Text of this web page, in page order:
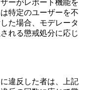
ーがレポート機能を
特定のユーザーを不
た場合、モデレータ
れる懲戒処分に応じ
違反した者は、上記